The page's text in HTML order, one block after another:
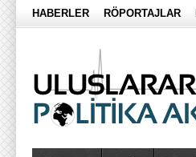
HABERLER RÖPORTAJLAR